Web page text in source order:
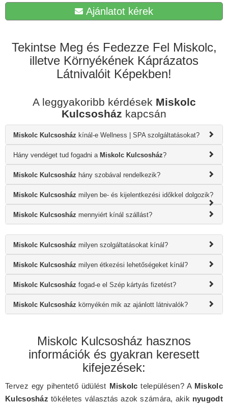
Ajánlatot kérek
Tekintse Meg és Fedezze Fel Miskolc,
illetve Környékének Káprázatos
Látnivalóit Képekben!
A leggyakoribb kérdések Miskolc
Kulcsosház kapcsán
Miskolc Kulcsosház kínál-e Wellness | SPA szolgáltatásokat?
Hány vendéget tud fogadni a Miskolc Kulcsosház?
Miskolc Kulcsosház hány szobával rendelkezik?
Miskolc Kulcsosház milyen be- és kijelentkezési időkkel dolgozik?
Miskolc Kulcsosház mennyiért kínál szállást?
Miskolc Kulcsosház milyen szolgáltatásokat kínál?
Miskolc Kulcsosház milyen étkezési lehetőségeket kínál?
Miskolc Kulcsosház fogad-e el Szép kártyás fizetést?
Miskolc Kulcsosház környékén mik az ajánlott látnivalók?
Miskolc Kulcsosház hasznos
információk és gyakran keresett
kifejezések:
Tervez egy pihentető üdülést Miskolc településen? A Miskolc
Kulcsosház tökéletes választás azok számára, akik nyugodt